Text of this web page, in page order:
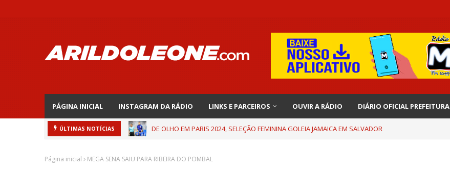
PÁGINA INICIAL INSTAGRAM DA RÁDIO LINKS E PARCEIROS OUVIR A RÁDIO DIÁRIO OFICIAL PREFEITURA
ÚLTIMAS NOTÍCIAS DE OLHO EM PARIS 2024, SELEÇÃO FEMININA GOLEIA JAMAICA EM SALVADOR
Página inicial MEGA SENA SAIU PARA RIBEIRA DO POMBAL